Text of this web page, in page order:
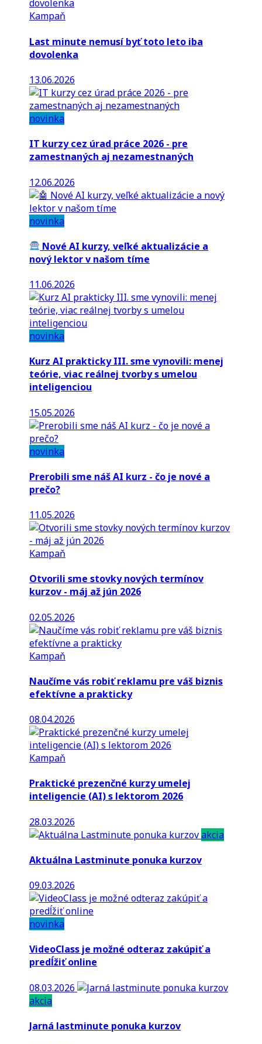
Kampaň
Last minute nemusí byť toto leto iba
dovolenka
13.06.2026
novinka
IT kurzy cez úrad práce 2026 - pre
zamestnaných aj nezamestnaných
12.06.2026
novinka
Nové AI kurzy, veľké aktualizácie a
nový lektor v našom tíme
11.06.2026
novinka
Kurz AI prakticky III. sme vynovili: menej
teórie, viac reálnej tvorby s umelou
inteligenciou
15.05.2026
novinka
Prerobili sme náš AI kurz - čo je nové a
prečo?
11.05.2026
Kampaň
Otvorili sme stovky nových termínov
kurzov - máj až jún 2026
02.05.2026
Kampaň
Naučíme vás robiť reklamu pre váš biznis
efektívne a prakticky
08.04.2026
Kampaň
Praktické prezenčné kurzy umelej
inteligencie (AI) s lektorom 2026
28.03.2026
akcia
Aktuálna Lastminute ponuka kurzov
09.03.2026
novinka
VideoClass je možné odteraz zakúpiť a
predĺžiť online
08.03.2026
akcia
Jarná lastminute ponuka kurzov